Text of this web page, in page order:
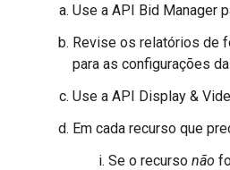
Use a API Bid Manager
Revise os relatórios de
para as configurações
Use a API Display &
Em cada recurso que
Se o recurso não